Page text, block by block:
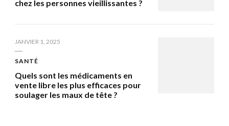
chez les personnes vieillissantes ?
JANVIER 1, 2025
SANTÉ
Quels sont les médicaments en
vente libre les plus efficaces pour
soulager les maux de tête ?